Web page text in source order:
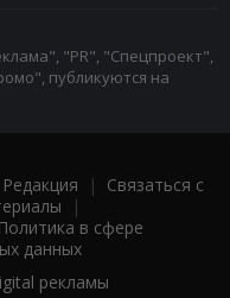
"PR", "Спецпроект",
публикуются на
Редакция | Связаться с
|
Политика в сфере
данных
рекламы